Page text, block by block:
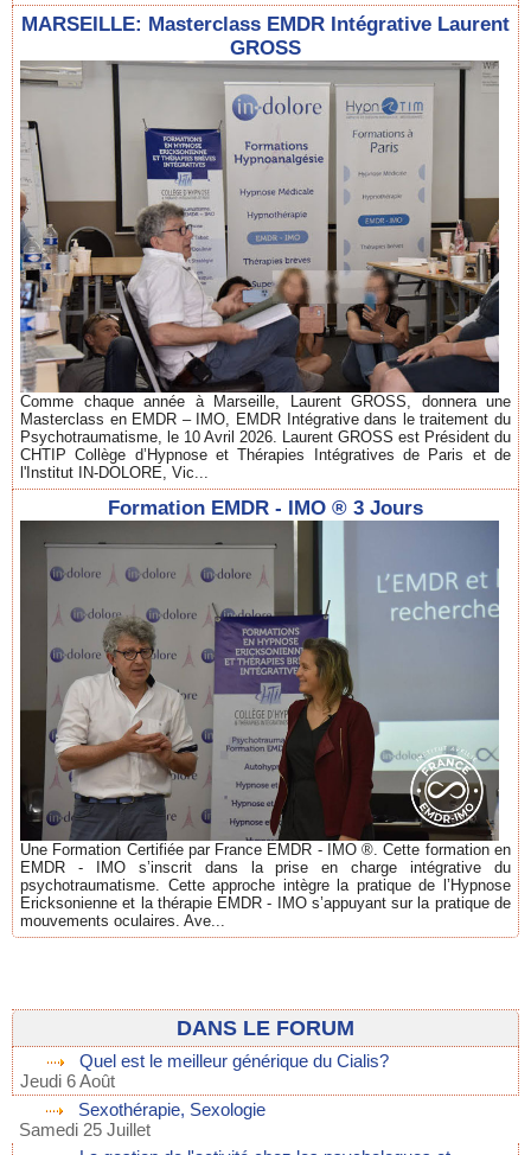
MARSEILLE: Masterclass EMDR Intégrative Laurent
GROSS
Comme chaque année à Marseille, Laurent GROSS, donnera une
Masterclass en EMDR – IMO, EMDR Intégrative dans le traitement du
Psychotraumatisme, le 10 Avril 2026. Laurent GROSS est Président du
CHTIP Collège d’Hypnose et Thérapies Intégratives de Paris et de
l'Institut IN-DOLORE, Vic...
Formation EMDR - IMO ® 3 Jours
Une Formation Certifiée par France EMDR - IMO ®. Cette formation en
EMDR - IMO s’inscrit dans la prise en charge intégrative du
psychotraumatisme. Cette approche intègre la pratique de l’Hypnose
Ericksonienne et la thérapie EMDR - IMO s’appuyant sur la pratique de
mouvements oculaires. Ave...
DANS LE FORUM
Quel est le meilleur générique du Cialis?
Jeudi 6 Août
Sexothérapie, Sexologie
Samedi 25 Juillet